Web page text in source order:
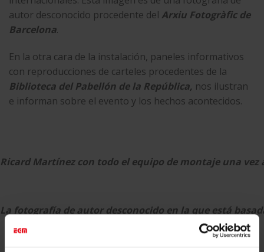
autor desconocido procedente del Arxiu Fotogràfic de
Barcelona.
En la otra cara de la instalación, paneles informativos
con reproducciones de carteles procedentes de la
Biblioteca del Pabellón de la República, nos ilustran
e informan sobre el evento y los hechos acontecidos.
Ricard Martínez con todo el equipo de montaje una
La fotografía de autor desconocido en la que está